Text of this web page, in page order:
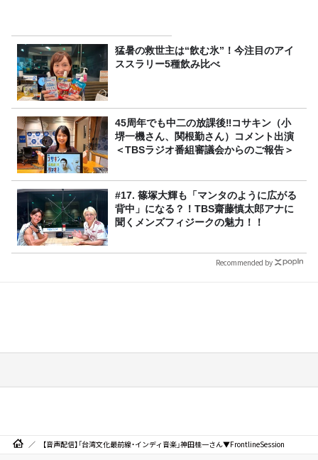
猛暑の救世主は“飲む氷”！今注目のアイ
ススラリー5種飲み比べ
45周年でも中二の放課後‼コサキン（小
堺一機さん、関根勤さん）コメント出演
＜TBSラジオ番組審議会からのご報告＞
#17. 篠塚大輝も「マンタのように広がる
背中」になる？！TBS齋藤慎太郎アナに
聞くメンズフィジークの魅力！！
Recommended by
【音声配信】「台湾文化最前線・インディ音楽」神田桂一さん▼FrontlineSession